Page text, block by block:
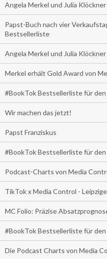
Angela Merkel und Julia
Papst-Buch nach vier
Bestsellerliste
Angela Merkel und Julia
Merkel erhält Gold Award von
#BookTok Bestsellerliste für
Wir machen das jetzt!
Papst Franziskus
#BookTok Bestsellerliste für
Podcast-Charts von Media
TikTok x Media Control -
MC Folio: Präzise
#BookTok Bestsellerliste für
Die Podcast Charts von Media